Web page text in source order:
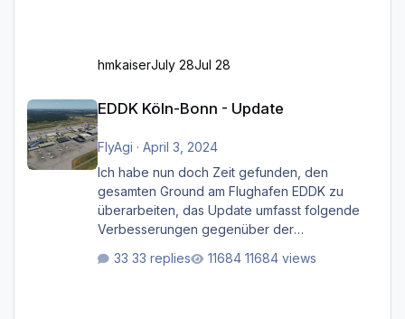
hmkaiserJuly 28Jul 28
EDDK Köln-Bonn - Update
FlyAgi · April 3, 2024
Ich habe nun doch Zeit gefunden, den
gesamten Ground am Flughafen EDDK zu
überarbeiten, das Update umfasst folgende
Verbesserungen gegenüber der
Bodenmarkierungen (der Flughafen sollte
33 replies 11684 views